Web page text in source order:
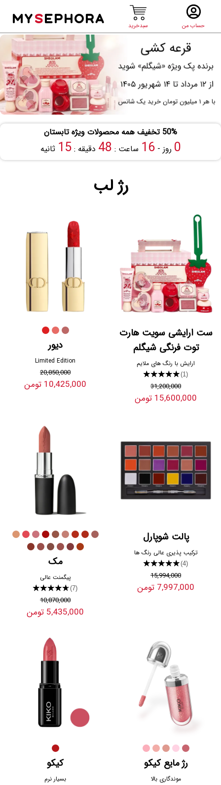
حساب من سبدخرید
MYSEPHORA
50% تخفیف همه محصولات ویژه تابستان
0 روز -16 ساعت : 48 دقیقه :14 ثانیه
رژ لب
ست ارایشی سویت هارت
توت فرنگی شیگلم
ارایش با رنگ های ملایم
★★★★★(1)
31,200,000
15,600,000 تومن
دیور
Limited Edition
20,850,000
10,425,000 تومن
پالت شوپارل
ترکیب پذیری عالی رنگ ها
★★★★★(4)
15,994,000
7,997,000 تومن
مک
پیگمنت عالی
★★★★★(7)
10,870,000
5,435,000 تومن
رژ مایع کیکو
موندگاری بالا
کیکو
بسیار نرم